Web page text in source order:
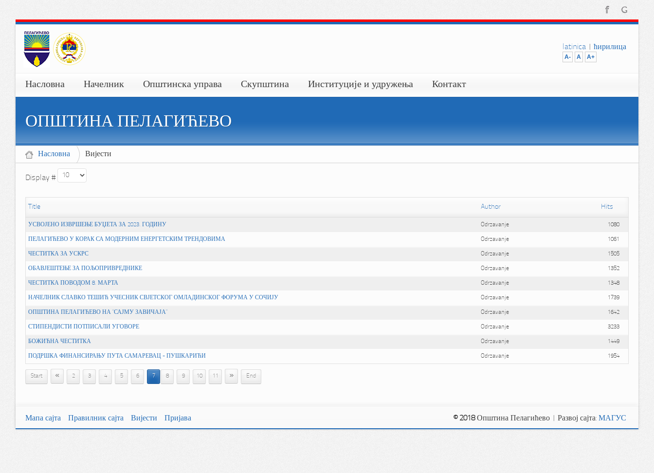
latinica ћирилица
A- A A+
Насловна Начелник Општинска управа Скупштина Институције и удружења Контакт
ОПШТИНА ПЕЛАГИЋЕВО
Насловна Вијести
Display #
Title Author Hits
УСВОЈЕНО ИЗВРШЕЊЕ БУЏЕТА ЗА 2023. ГОДИНУ Odrzavanje 1080
ПЕЛАГИЋЕВО У КОРАК СА МОДЕРНИМ ЕНЕРГЕТСКИМ ТРЕНДОВИМА Odrzavanje 1061
ЧЕСТИТКА ЗА УСКРС Odrzavanje 1505
ОБАВЈЕШТЕЊЕ ЗА ПОЉОПРИВРЕДНИКЕ Odrzavanje 1352
ЧЕСТИТКА ПОВОДОМ 8. МАРТА Odrzavanje 1348
НАЧЕЛНИК СЛАВКО ТЕШИЋ УЧЕСНИК СВЈЕТСКОГ ОМЛАДИНСКОГ ФОРУМА У СОЧИЈУ Odrzavanje 1739
ОПШТИНА ПЕЛАГИЋЕВО НА "САЈМУ ЗАВИЧАЈА" Odrzavanje 1642
СТИПЕНДИСТИ ПОТПИСАЛИ УГОВОРЕ Odrzavanje 3233
БОЖИЋНА ЧЕСТИТКА Odrzavanje 1449
ПОДРШКА ФИНАНСИРАЊУ ПУТА САМАРЕВАЦ - ПУШКАРИЋИ Odrzavanje 1954
Start « 2 3 4 5 6 7 8 9 10 11 » End
Мапа сајта Правилник сајта Вијести Пријава © 2018Општина Пелагићево | Развој сајта: МАГУС